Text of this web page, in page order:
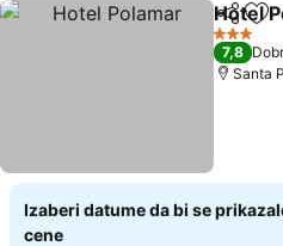
Deli
Hotel
3 Zvezdice
7,8
Santa
Izaberi datume da bi se
cene